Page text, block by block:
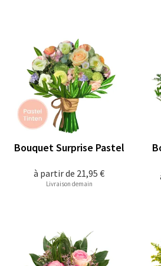
à partir de 21,95 €
Bouquet Surprise Pastel
Livraison demain